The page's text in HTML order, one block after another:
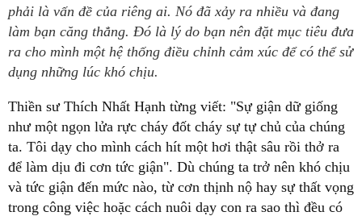
phải là vấn đề của riêng ai. Nó đã xảy ra nhiều và đang
làm bạn căng thẳng. Đó là lý do bạn nên đặt mục tiêu đưa
ra cho mình một hệ thống điều chỉnh cảm xúc để có thể sử
dụng những lúc khó chịu.
Thiền sư Thích Nhất Hạnh từng viết: "Sự giận dữ giống
như một ngọn lửa rực cháy đốt cháy sự tự chủ của chúng
ta. Tôi dạy cho mình cách hít một hơi thật sâu rồi thở ra
để làm dịu đi cơn tức giận". Dù chúng ta trở nên khó chịu
và tức giận đến mức nào, từ cơn thịnh nộ hay sự thất vọng
trong công việc hoặc cách nuôi dạy con ra sao thì đều có